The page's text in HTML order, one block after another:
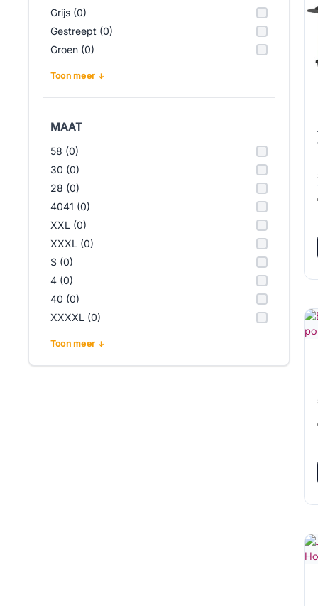
Grijs (0)
Gestreept (0)
Groen (0)
Toon meer
MAAT
58 (0)
30 (0)
28 (0)
4041 (0)
XXL (0)
XXXL (0)
S (0)
4 (0)
40 (0)
XXXXL (0)
Toon meer